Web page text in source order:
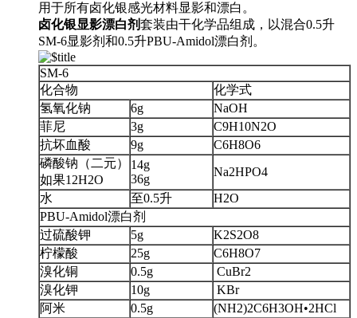
用于所有卤化银感光材料显影和漂白。
卤化银显影漂白剂套装由干化学品组成，以混合0.5升
SM-6显影剂和0.5升PBU-Amidol漂白剂。
SM-6
化合物
化学式
氢氧化钠
6g
NaOH
菲尼
3g
C9H10N2O
抗坏血酸
9g
C6H8O6
磷酸钠（二元）
如果12H2O
14g
36g
Na2HPO4
水
至0.5升
H2O
PBU-Amidol漂白剂
过硫酸钾
5g
K2S2O8
柠檬酸
25g
C6H8O7
溴化铜
0.5g
CuBr2
溴化钾
10g
KBr
阿米
0.5g
(NH2)2C6H3OH•2HCl